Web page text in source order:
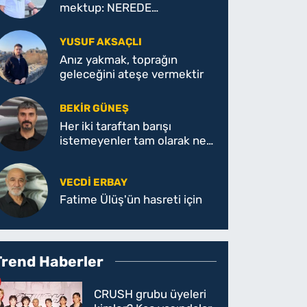
mektup: NEREDE
YUSUF AKSAÇLI
Anız yakmak, toprağın
geleceğini ateşe vermektir
BEKIR GÜNEŞ
Her iki taraftan barışı
istemeyenler tam olarak ne
VECDI ERBAY
Fatime Ülüş'ün hasreti için
Haberler
CRUSH grubu üyeleri